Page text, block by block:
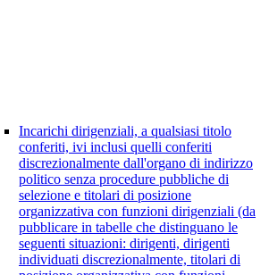
Incarichi dirigenziali, a qualsiasi titolo
conferiti, ivi inclusi quelli conferiti
discrezionalmente dall'organo di indirizzo
politico senza procedure pubbliche di
selezione e titolari di posizione
organizzativa con funzioni dirigenziali (da
pubblicare in tabelle che distinguano le
seguenti situazioni: dirigenti, dirigenti
individuati discrezionalmente, titolari di